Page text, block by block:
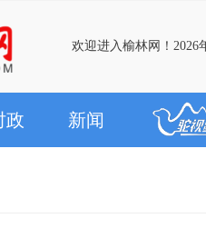
欢迎进入榆林网！2026
政 新闻